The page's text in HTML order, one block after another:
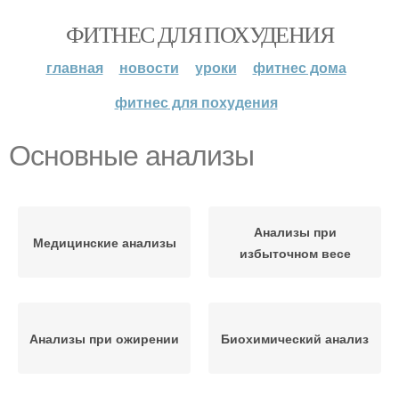
ФИТНЕС ДЛЯ ПОХУДЕНИЯ
главная новости уроки
фитнес дома
фитнес для похудения
Основные анализы
Медицинские анализы
Анализы при
избыточном весе
Анализы при ожирении Биохимический анализ